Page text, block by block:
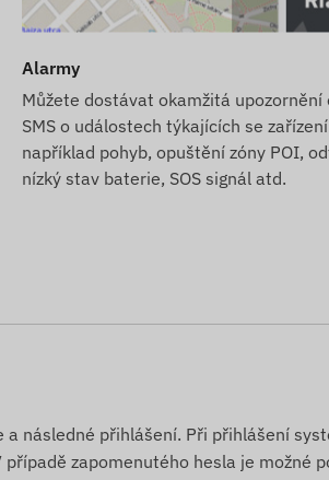
komunikuje prostřednictvím
softwarové licence.
o jeho nepřetržitý provoz – v tomto
si také SMS kreditní kartu v našem
Alarmy
Můžete dostávat okamžitá upozornění
SMS o událostech týkajících se
například pohyb, opuštění zóny POI,
nízký stav baterie, SOS signál atd.
následné přihlášení. Při přihlášení
zapomenutého hesla je možné